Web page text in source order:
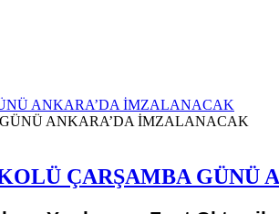
ANKARA’DA İMZALANACAK
ÇARŞAMBA GÜNÜ